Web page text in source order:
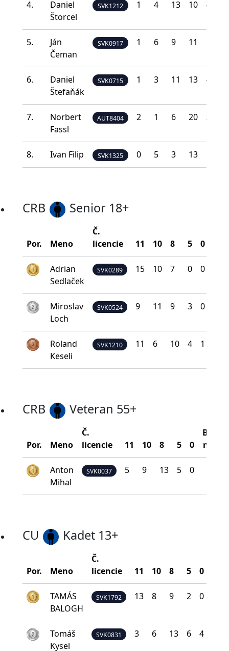
4.
Daniel
Štorcel
SVK1212 1 4 13 10 4
5.
Ján
Čeman
SVK0917 1 6 9 11
6.
Daniel
Štefaňák
SVK0715 1 3 11 13 4
7.
Norbert
Fassl
AUT8404 2 1 6 20 3
8. Ivan Filip SVK1325 0 5 3 13
CRB Senior 18+
Por. Meno
Č.
licencie
11 10 8 5 0
Adrian
Sedlaček
SVK0289 15 10 7 0 0
Miroslav
Loch
SVK0524 9 11 9 3 0
Roland
Keseli
SVK1210 11 6 10 4 1
CRB Veteran 55+
Por. Meno
Č.
licencie
11 10 8 5 0
Bodov
na šíp
Anton
Mihal
SVK0037 5 9 13 5 0
CU Kadet 13+
Por. Meno
Č.
licencie
11 10 8 5 0
TAMÁS
BALOGH
SVK1792 13 8 9 2 0
Tomáš
Kysel
SVK0831 3 6 13 6 4